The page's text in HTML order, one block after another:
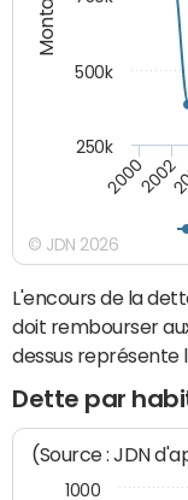
20002002
250k
500k
© JDN 2026
L'encours de la
doit rembourser
dessus représente
Dette par
(Source : JDN
1000